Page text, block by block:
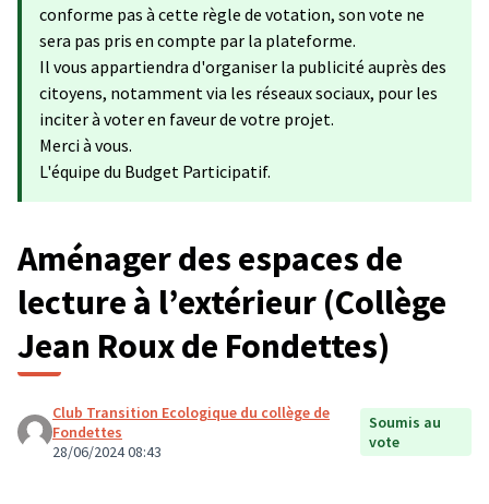
conforme pas à cette règle de votation, son vote ne
sera pas pris en compte par la plateforme.
Il vous appartiendra d'organiser la publicité auprès des
citoyens, notamment via les réseaux sociaux, pour les
inciter à voter en faveur de votre projet.
Merci à vous.
L'équipe du Budget Participatif.
Aménager des espaces de
lecture à l’extérieur (Collège
Jean Roux de Fondettes)
Club Transition Ecologique du collège de
Fondettes
28/06/2024 08:43
Soumis au
vote